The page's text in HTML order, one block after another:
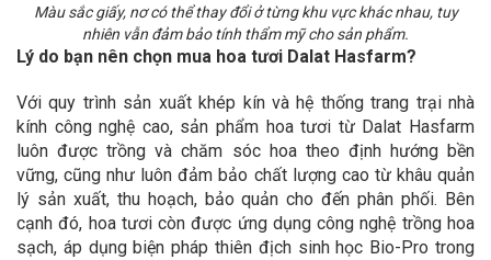
Màu sắc giấy, nơ có thể thay đổi ở từng khu vực khác nhau, tuy
nhiên vẫn đảm bảo tính thẩm mỹ cho sản phẩm.
Lý do bạn nên chọn mua hoa tươi Dalat Hasfarm?
Với quy trình sản xuất khép kín và hệ thống trang trại nhà
kính công nghệ cao, sản phẩm hoa tươi từ Dalat Hasfarm
luôn được trồng và chăm sóc hoa theo định hướng bền
vững, cũng như luôn đảm bảo chất lượng cao từ khâu quản
lý sản xuất, thu hoạch, bảo quản cho đến phân phối. Bên
cạnh đó, hoa tươi còn được ứng dụng công nghệ trồng hoa
sạch, áp dụng biện pháp thiên địch sinh học Bio-Pro trong